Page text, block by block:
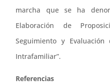
marcha que se ha
Elaboración de
Seguimiento y
Intrafamiliar”.
Referencias